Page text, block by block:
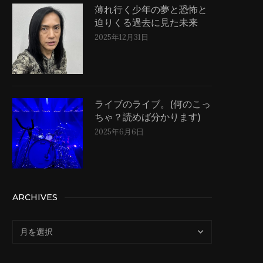
薄れ行く少年の夢と恐怖と
迫りくる過去に見た未来
2025年12月31日
ライブのライブ。(何のこっ
ちゃ？読めば分かります)
2025年6月6日
ARCHIVES